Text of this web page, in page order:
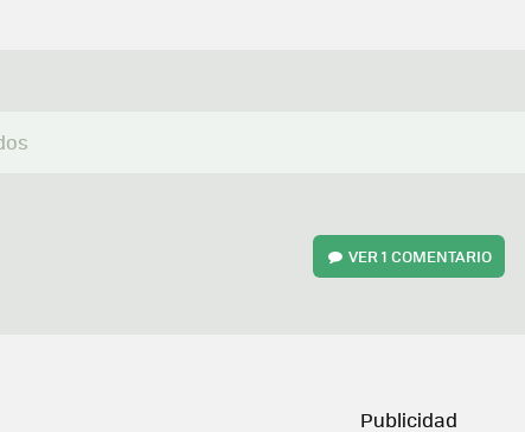
VER1 COMENTARIO